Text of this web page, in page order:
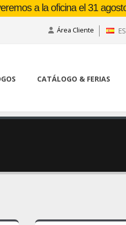
a la oficina el 31
Área Cliente ES
CATÁLOGO & FERIAS